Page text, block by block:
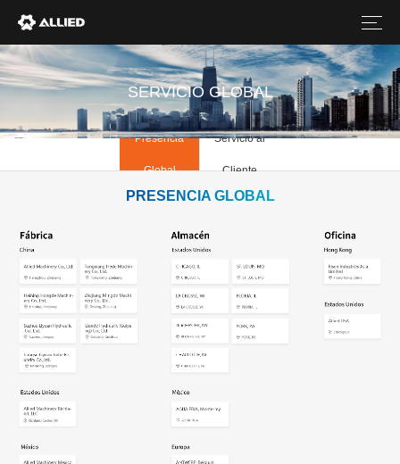
SERVICIO GLOBAL
Presencia
Global
Servicio al
Cliente